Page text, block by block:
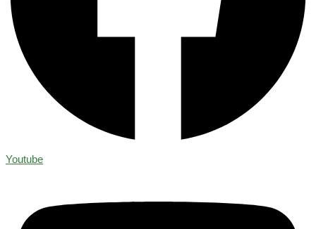
Youtube